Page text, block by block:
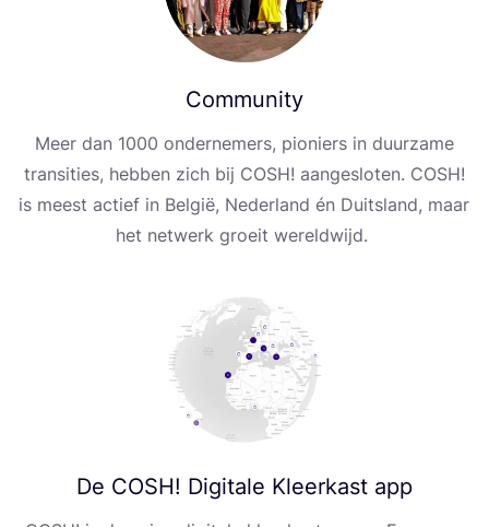
Community
Meer dan 1000 onder­ne­mers, pioni­ers in duur­za­me
tran­si­ti­es, heb­ben zich bij COSH! aan­ges­lo­ten. COSH!
is meest acti­ef in Bel­gië, Neder­land én Duit­s­land, maar
het netwerk gro­eit wereldwijd.
De COSH! Digitale Kleerkast app